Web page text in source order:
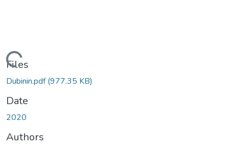
Loading...
Files
Dubinin.pdf(977.35 KB)
Date
2020
Authors